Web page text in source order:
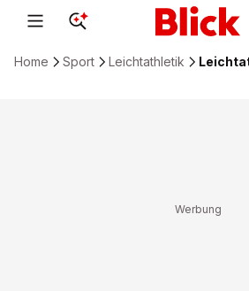
Home Sport Leichtathletik